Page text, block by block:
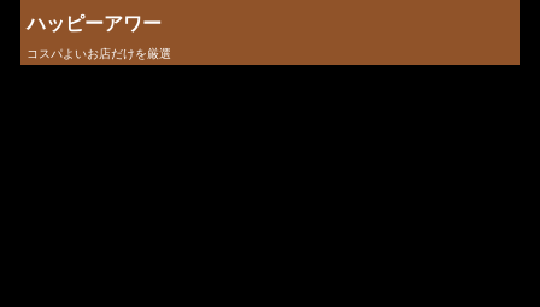
ハッピーアワー
コスパよいお店だけを厳選